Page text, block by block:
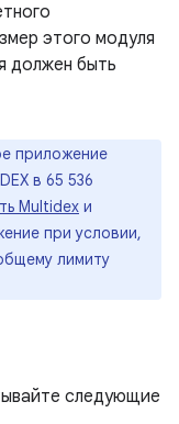
этого модуля
должен быть
приложение
в 65 536
Multidex и
при условии,
лимиту
следующие